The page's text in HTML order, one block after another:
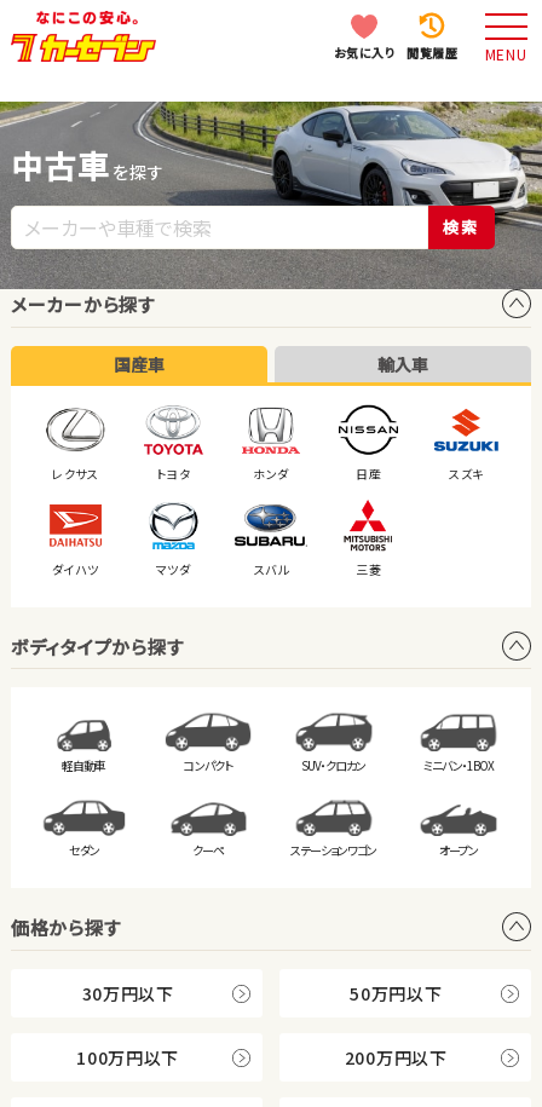
お気に入り 閲覧履歴 MENU
中古車 を探す
検索
メーカーから探す
国産車 輸入車
レクサス トヨタ ホンダ 日産 スズキ
ダイハツ マツダ スバル 三菱
ボディタイプから探す
軽自動車 コンパクト SUV・クロカン ミニバン・1BOX
セダン クーペ ステーションワゴン オープン
価格から探す
30万円以下 50万円以下
100万円以下 200万円以下